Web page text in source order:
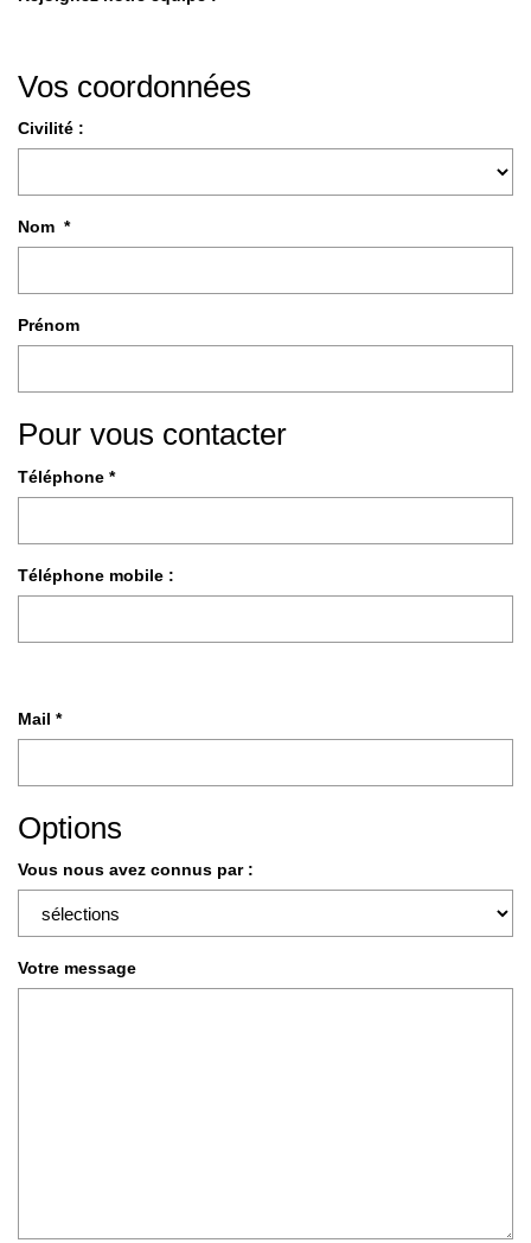
Vos coordonnées
Civilité :
Nom *
Prénom
Pour vous contacter
Téléphone *
Téléphone mobile :
Mail *
Options
Vous nous avez connus par :
Votre message